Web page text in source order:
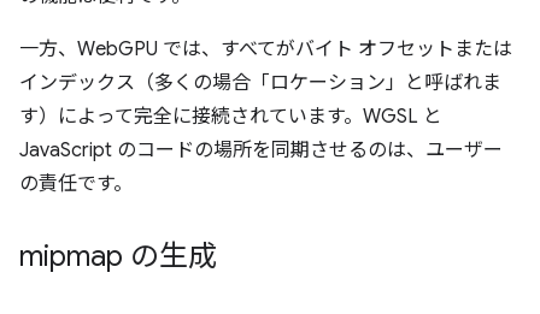
一方、WebGPU では、すべてがバイト オフセットまたは
インデックス（多くの場合「ロケーション」
と呼ばれま
す）によって完全に接続されています。WGSL と
JavaScript のコードの場所を同期させるのは、ユーザー
の責任です。
mipmap の生成